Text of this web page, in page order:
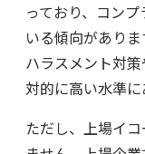
っており、コン
いる傾向があり
ハラスメント対
対的に高い水準に
ただし、上場イ